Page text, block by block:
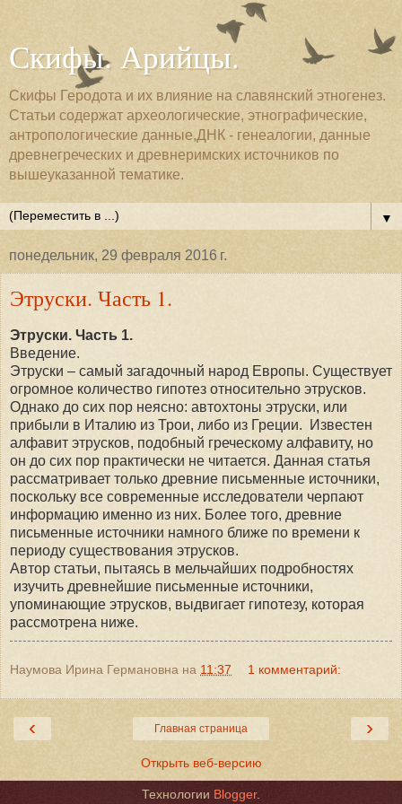
Скифы. Арийцы.
Скифы Геродота и их влияние на славянский этногенез.
Статьи содержат археологические, этнографические,
антропологические данные,ДНК - генеалогии, данные
древнегреческих и древнеримских источников по
вышеуказанной тематике.
▼
понедельник, 29 февраля 2016 г.
Этруски. Часть 1.
Этруски. Часть 1.
Введение.
Этруски – самый загадочный народ Европы. Существует
огромное количество гипотез относительно этрусков.
Однако до сих пор неясно: автохтоны этруски, или
прибыли в Италию из Трои, либо из Греции. Известен
алфавит этрусков, подобный греческому алфавиту, но
он до сих пор практически не читается. Данная статья
рассматривает только древние письменные источники,
поскольку все современные исследователи черпают
информацию именно из них. Более того, древние
письменные источники намного ближе по времени к
периоду существования этрусков.
Автор статьи, пытаясь в мельчайших подробностях
изучить древнейшие письменные источники,
упоминающие этрусков, выдвигает гипотезу, которая
рассмотрена ниже.
Наумова Ирина Германовна на 11:37 1 комментарий:
‹ ›
Главная страница
Открыть веб-версию
Технологии Blogger.